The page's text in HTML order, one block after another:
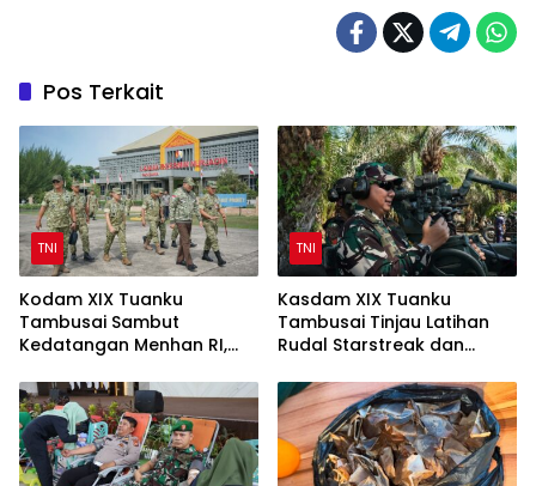
Pos Terkait
TNI
Kodam XIX Tuanku
Tambusai Sambut
Kedatangan Menhan RI,
di Bengkalis dan Kampar
TNI
Kasdam XIX Tuanku
Tambusai Tinjau Latihan
Rudal Starstreak dan